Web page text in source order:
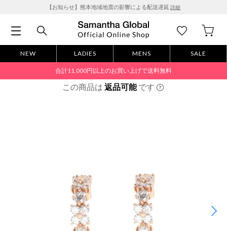
【お知らせ】熊本地域地震の影響による配送遅延 詳細
NEW LADIES MENS SALE
合計11,000円以上のお買い上げで送料無料
この商品は 返品可能です